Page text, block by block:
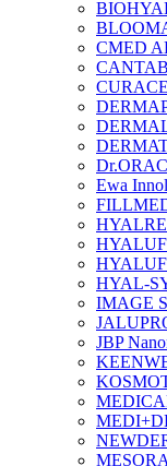
CMED
Ewa
HYAL-
IMAGE
JBP